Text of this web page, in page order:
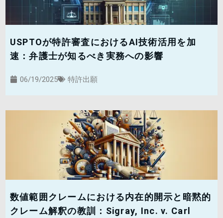
USPTOが特許審査におけるAI技術活用を加
速：弁護士が知るべき実務への影響
06/19/2025 特許出願
数値範囲クレームにおける内在的開示と暗黙的
クレーム解釈の教訓：Sigray, Inc. v. Carl